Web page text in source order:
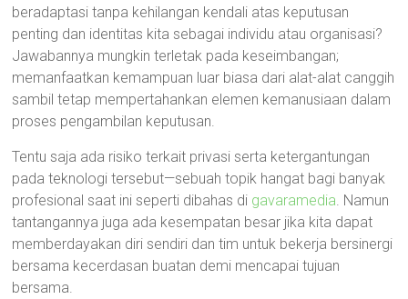
beradaptasi tanpa kehilangan kendali atas keputusan
penting dan identitas kita sebagai individu atau organisasi?
Jawabannya mungkin terletak pada keseimbangan;
memanfaatkan kemampuan luar biasa dari alat-alat canggih
sambil tetap mempertahankan elemen kemanusiaan dalam
proses pengambilan keputusan.
Tentu saja ada risiko terkait privasi serta ketergantungan
pada teknologi tersebut—sebuah topik hangat bagi banyak
profesional saat ini seperti dibahas di gavaramedia. Namun
tantangannya juga ada kesempatan besar jika kita dapat
memberdayakan diri sendiri dan tim untuk bekerja bersinergi
bersama kecerdasan buatan demi mencapai tujuan
bersama.